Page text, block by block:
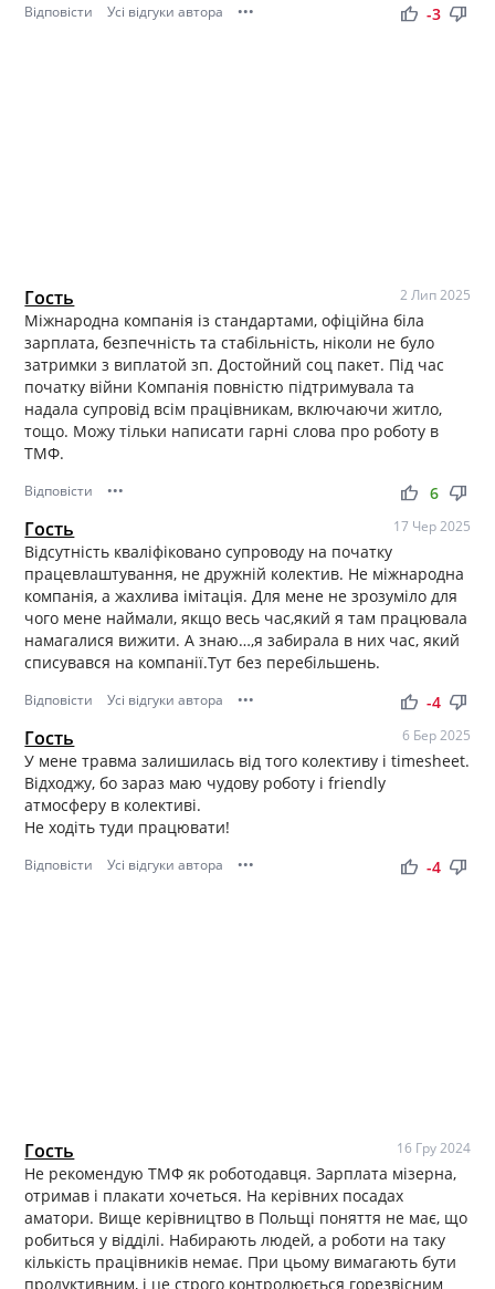
Відповісти Усі відгуки автора ••• thumb_up thumb_down
-3
Гость 2 Лип 2025
Міжнародна компанія із стандартами, офіційна біла
зарплата, безпечність та стабільність, ніколи не було
затримки з виплатой зп. Достойний соц пакет. Під час
початку війни Компанія повністю підтримувала та
надала супровід всім працівникам, включаючи житло,
тощо. Можу тільки написати гарні слова про роботу в
ТМФ.
Відповісти ••• thumb_up thumb_down
6
Гость 17 Чер 2025
Відсутність кваліфіковано супроводу на початку
працевлаштування, не дружній колектив. Не міжнародна
компанія, а жахлива імітація. Для мене не зрозуміло для
чого мене наймали, якщо весь час,який я там працювала
намагалися вижити. А знаю…,я забирала в них час, який
списувався на компанії.Тут без перебільшень.
Відповісти Усі відгуки автора ••• thumb_up thumb_down
-4
Гость 6 Бер 2025
У мене травма залишилась від того колективу і timesheet.
Відходжу, бо зараз маю чудову роботу і friendly
атмосферу в колективі.
Не ходіть туди працювати!
Відповісти Усі відгуки автора ••• thumb_up thumb_down
-4
Гость 16 Гру 2024
Не рекомендую ТМФ як роботодавця. Зарплата мізерна,
отримав і плакати хочеться. На керівних посадах
аматори. Вище керівництво в Польщі поняття не має, що
робиться у відділі. Набирають людей, а роботи на таку
кількість працівників немає. При цьому вимагають бути
продуктивним, і це строго контролюється горезвісним